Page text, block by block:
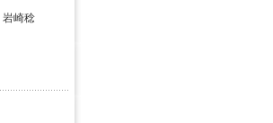
崎稔